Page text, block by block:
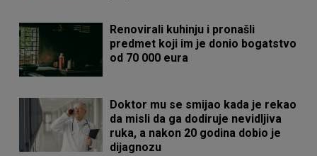
Renovirali kuhinju i pronašli
predmet koji im je donio bogatstvo
od 70 000 eura
Doktor mu se smijao kada je rekao
da misli da ga dodiruje nevidljiva
ruka, a nakon 20 godina dobio je
dijagnozu